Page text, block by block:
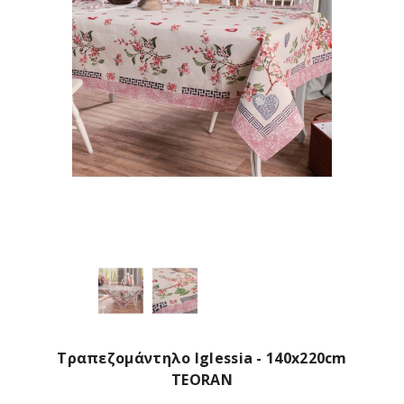
Τραπεζομάντηλο Iglessia - 140x220cm
TEORAN